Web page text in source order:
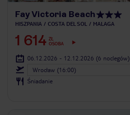
Fay Victoria Beach
HISZPANIA COSTA DEL SOL MALAGA
1 614 ZŁ
OSOBA
06.12.2026 - 12.12.2026 (6 noclegów)
Wrocław (16:00)
Śniadanie